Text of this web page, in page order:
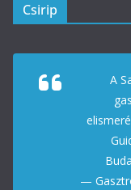
Csirip
A
—